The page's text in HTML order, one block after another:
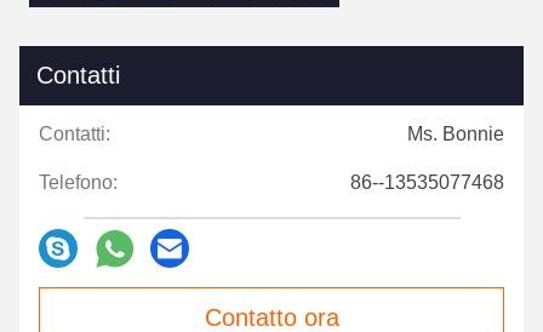
Contatti
Contatti: Ms. Bonnie
Telefono: 86--13535077468
Contatto ora